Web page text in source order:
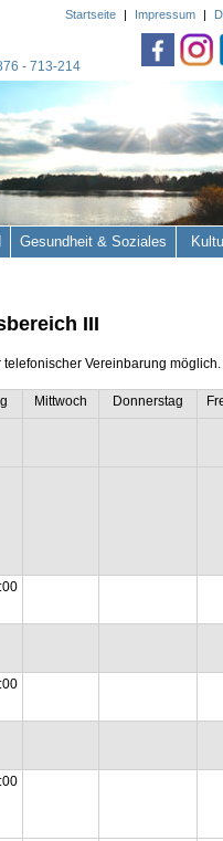
III
Vereinbarung möglich.
Mittwoch Donnerstag
- 713-214
Startseite | Impressum |
Gesundheit & Soziales